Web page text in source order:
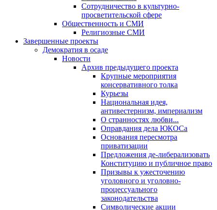
Сотрудничество в культурно-
просветительской сфере
Общественность и СМИ
Религиозные СМИ
Завершенные проекты
Демократия в осаде
Новости
Архив предыдущего проекта
Крупные мероприятия
консервативного толка
Курьезы
Национальная идея,
антивестернизм, империализм
О странностях любви...
Оправдания дела ЮКОСа
Основания пересмотра
приватизации
Предложения де-либерализовать
Конституцию и публичное право
Призывы к ужесточению
уголовного и уголовно-
процессуального
законодательства
Символические акции